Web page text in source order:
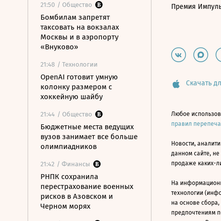
21:50 / Общество
Бомбилам запретят
таксовать на вокзалах
Москвы и в аэропорту
«Внуково»
21:48 / Технологии
OpenAI готовит умную
колонку размером с
хоккейную шайбу
21:44 / Общество
Бюджетные места ведущих
вузов занимает все больше
олимпиадников
21:42 / Финансы
РНПК сохранила
перестрахование военных
рисков в Азовском и
Черном морях
Премия
Скачать
Любое
правил
Новости,
данном сайте,
продаже каких-
На
технологии
на основе
предпочтениям